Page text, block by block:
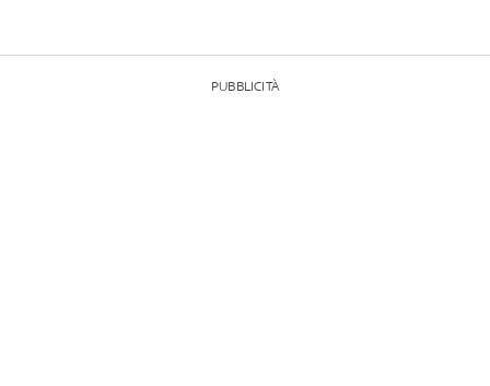
PUBBLICITÀ